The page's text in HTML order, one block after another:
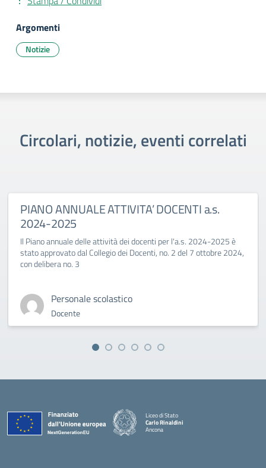
Argomenti
Notizie
Circolari, notizie, eventi correlati
PIANO ANNUALE ATTIVITA’ DOCENTI a.s.
2024-2025
Il Piano annuale delle attività dei docenti per l'a.s. 2024-2025 è
stato approvato dal Collegio dei Docenti, no. 2 del 7 ottobre 2024,
con delibera no. 3
Personale scolastico
Docente
Liceo di Stato
Carlo Rinaldini
Ancona